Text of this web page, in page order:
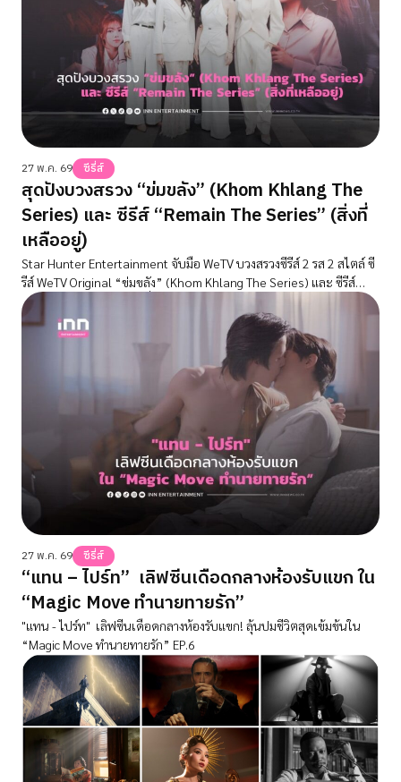
27 พ.ค. 69 ซีรี่ส์
สุดปังบวงสรวง “ข่มขลัง” (Khom Khlang The
Series) และ ซีรีส์ “Remain The Series” (สิ่งที่
เหลืออยู่)
Star Hunter Entertainment จับมือ WeTV บวงสรวงซีรีส์ 2 รส 2 สไตล์ ซี
รีส์ WeTV Original “ข่มขลัง” (Khom Khlang The Series) และ ซีรีส์
Remain The Series (สิ่งที่เหลืออยู่) แฟนคลับแน่นลานเซ็นทรัลเวิลด์
27 พ.ค. 69 ซีรี่ส์
“แทน – ไปร์ท” เลิฟซีนเดือดกลางห้องรับแขก ใน
“Magic Move ทำนายทายรัก”
"แทน - ไปร์ท" เลิฟซีนเดือดกลางห้องรับแขก! ลุ้นปมชีวิตสุดเข้มข้นใน
“Magic Move ทำนายทายรัก” EP.6